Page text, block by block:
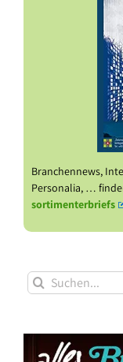
Branchennews,
Personalia, …
sortimenterbriefs
Suche
nach: